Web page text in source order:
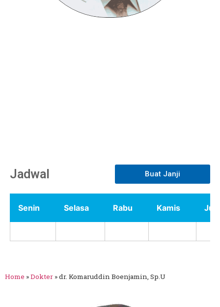
Jadwal Buat Janji
Senin Selasa Rabu Kamis
Home »Dokter »dr. Komaruddin Boenjamin, Sp.U